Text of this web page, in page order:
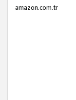
amazon.com.tr